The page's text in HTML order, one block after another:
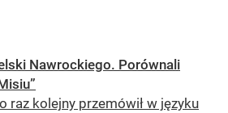
Nawrockiego. Porównali
raz kolejny przemówił w języku